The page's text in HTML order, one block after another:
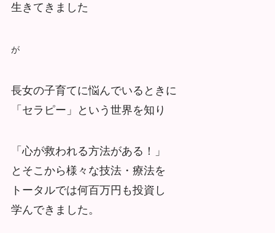
生きてきました
が
長女の子育てに悩んでいるときに
「セラピー」という世界を知り
「心が救われる方法がある！」
とそこから様々な技法・療法を
トータルでは何百万円も投資し
学んできました。